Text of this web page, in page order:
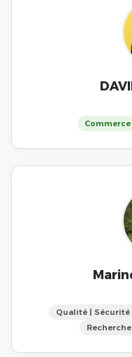
Qualité |